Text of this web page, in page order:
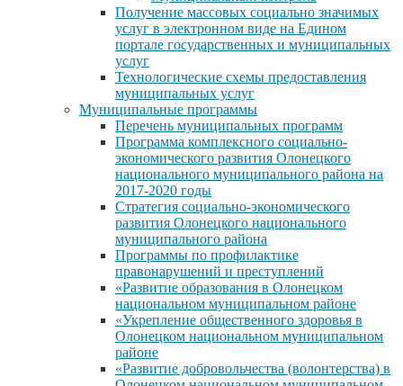
Получение массовых социально значимых
услуг в электронном виде на Едином
портале государственных и муниципальных
услуг
Технологические схемы предоставления
муниципальных услуг
Муниципальные программы
Перечень муниципальных программ
Программа комплексного социально-
экономического развития Олонецкого
национального муниципального района на
2017-2020 годы
Стратегия социально-экономического
развития Олонецкого национального
муниципального района
Программы по профилактике
правонарушений и преступлений
«Развитие образования в Олонецком
национальном муниципальном районе
«Укрепление общественного здоровья в
Олонецком национальном муниципальном
районе
«Развитие добровольчества (волонтерства) в